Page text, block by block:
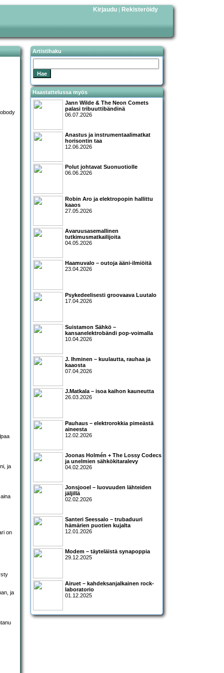
Kirjaudu | Rekisteröidy
ja
on
ja
Artistihaku
Haastattelussa myös
Jann Wilde & The Neon Comets
palasi tribuuttibändinä
06.07.2026
Anastus ja instrumentaalimatkat
horisontin taa
12.06.2026
Polut johtavat Suonuotiolle
06.06.2026
Robin Aro ja elektropopin hallittu
kaaos
27.05.2026
Avaruusasemallinen
tutkimusmatkailijoita
04.05.2026
Haamuvalo – outoja ääni-ilmiöitä
23.04.2026
Psykedeelisesti groovaava Luutalo
17.04.2026
Suistamon Sähkö –
kansanelektrobändi pop-voimalla
10.04.2026
J. Ihminen – kuulautta, rauhaa ja
kaaosta
07.04.2026
J.Matkala – isoa kaihon kauneutta
26.03.2026
Pauhaus – elektrorokkia pimeästä
aineesta
12.02.2026
Joonas Holmén + The Lossy Codecs
ja unelmien sähkökitaralevy
04.02.2026
Jonsjooel – luovuuden lähteiden
jäljillä
02.02.2026
Santeri Seessalo – trubaduuri
hämärien puotien kujalta
12.01.2026
Modem – täyteläistä synapoppia
29.12.2025
Airuet – kahdeksanjalkainen rock-
laboratorio
01.12.2025